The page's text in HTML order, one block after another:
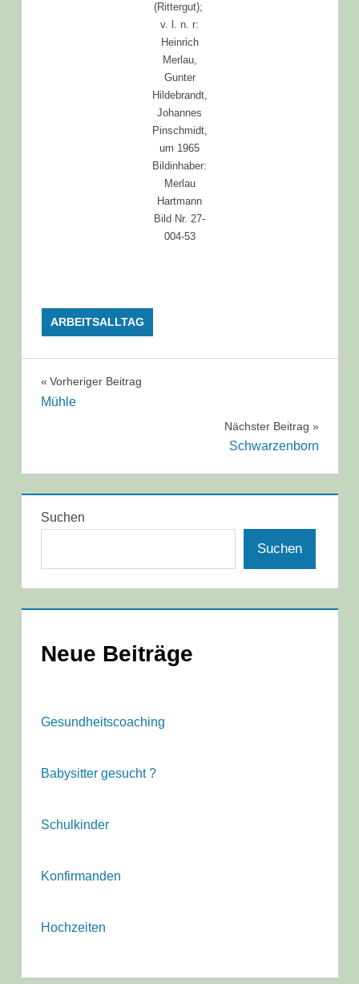
(Rittergut);
v. l. n. r:
Heinrich
Merlau,
Gunter
Hildebrandt,
Johannes
Pinschmidt,
um 1965
Bildinhaber:
Merlau
Hartmann
Bild Nr. 27-
004-53
ARBEITSALLTAG
Beitragsnavigation
Vorheriger Beitrag
Mühle
Nächster Beitrag
Schwarzenborn
Suchen
Suchen
Neue Beiträge
Gesundheitscoaching
Babysitter gesucht ?
Schulkinder
Konfirmanden
Hochzeiten